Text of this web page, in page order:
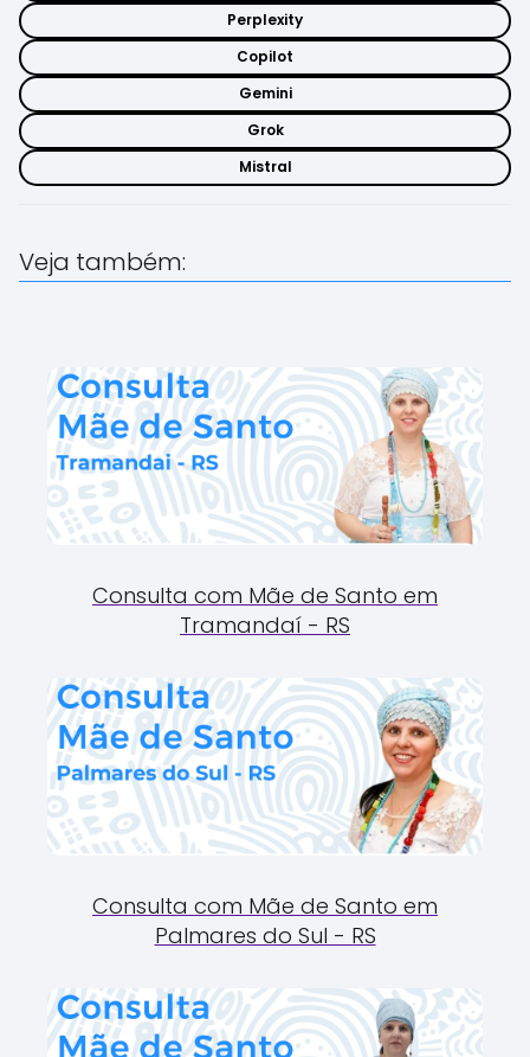
Perplexity
Copilot
Gemini
Grok
Mistral
Veja também:
Consulta com Mãe de Santo em
Tramandaí - RS
Consulta com Mãe de Santo em
Palmares do Sul - RS